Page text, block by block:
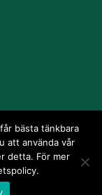
bästa tänkbara
att använda vår
detta. För mer